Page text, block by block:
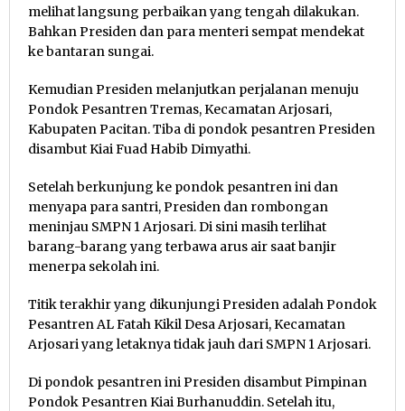
melihat langsung perbaikan yang tengah dilakukan.
Bahkan Presiden dan para menteri sempat mendekat
ke bantaran sungai.
Kemudian Presiden melanjutkan perjalanan menuju
Pondok Pesantren Tremas, Kecamatan Arjosari,
Kabupaten Pacitan. Tiba di pondok pesantren Presiden
disambut Kiai Fuad Habib Dimyathi.
Setelah berkunjung ke pondok pesantren ini dan
menyapa para santri, Presiden dan rombongan
meninjau SMPN 1 Arjosari. Di sini masih terlihat
barang-barang yang terbawa arus air saat banjir
menerpa sekolah ini.
Titik terakhir yang dikunjungi Presiden adalah Pondok
Pesantren AL Fatah Kikil Desa Arjosari, Kecamatan
Arjosari yang letaknya tidak jauh dari SMPN 1 Arjosari.
Di pondok pesantren ini Presiden disambut Pimpinan
Pondok Pesantren Kiai Burhanuddin. Setelah itu,